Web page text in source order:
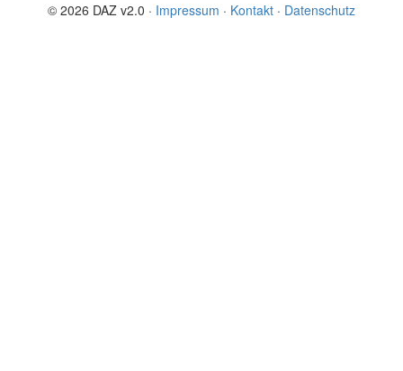
© 2026 DAZ v2.0 · Impressum · Kontakt · Datenschutz